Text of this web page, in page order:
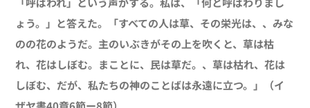
ょう。」と答えた。「すべての人は草、その栄光は、、みな
のの花のようだ。主のいぶきがその上を吹くと、草は枯
れ、花はしぼむ。まことに、民は草だ。、草は枯れ、花は
しぼむ、だが、私たちの神のことばは永遠に立つ。」（イ